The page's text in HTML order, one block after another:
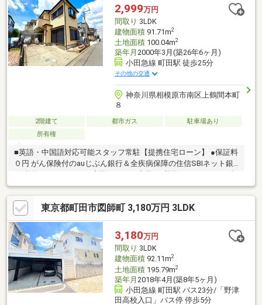
にお任せください！
2,999万円
間取り 3LDK
建物面積91.71m2
土地面積100.04m2
築年月 2000年3月(築26年6ヶ月)
小田急線 町田駅 徒歩25分
その他の交通
神奈川県相模原市南区上鶴間本町
８
2階建て 都市ガス
駐車場あり
所有権
■英語・中国語対応可能スタッフ常駐【提携住宅ローン】 ●保証料
０円 がん保険付のauじぶん銀行＆全疾病保障の住信SBIネット銀
しく素敵なお家探しをお約束します。お家探しを始めてみようと
思われたらまずは、お気軽に東宝ハウス町田に相談してみません
か？何も決まっていなくて大丈夫！まずはお客様の夢をお聞かせ
ください！お問合せをお待ちしております☆☆
東京都町田市図師町 3,180万円 3LDK
3,180万円
間取り 3LDK
建物面積92.11m2
土地面積195.79m2
築年月 2018年4月(築8年5ヶ月)
小田急線 町田駅 バス23分/「野津
田高校入口」バス停 停歩5分